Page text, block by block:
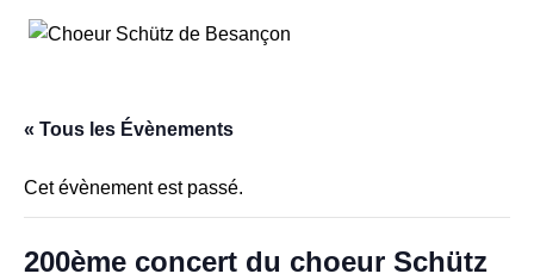
« Tous les Évènements
Cet évènement est passé.
200ème concert du choeur Schütz